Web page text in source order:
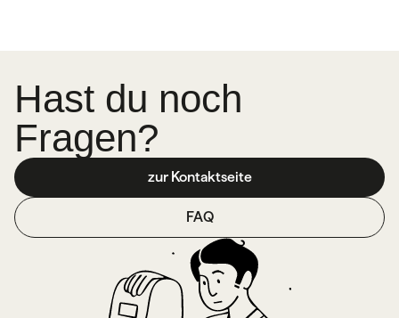
Hast du noch
Fragen?
zur Kontaktseite
FAQ